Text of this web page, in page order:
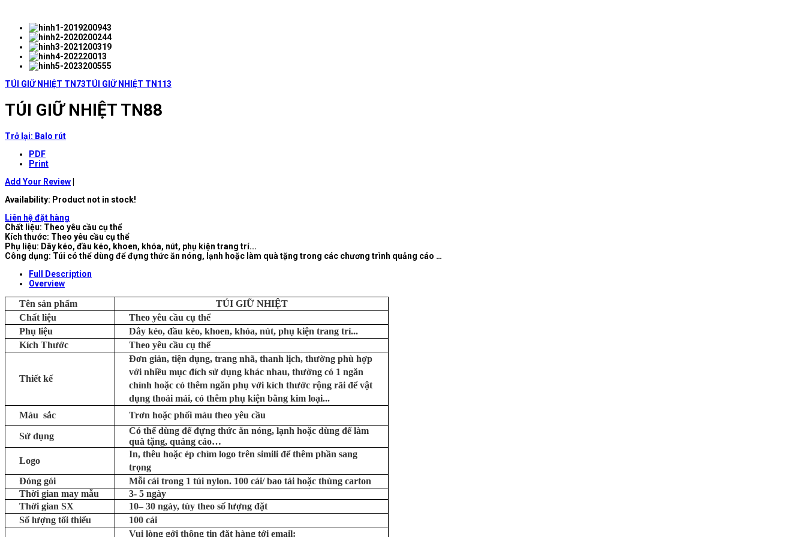
TÚI GIỮ NHIỆT TN73TÚI GIỮ NHIỆT TN113
TÚI GIỮ NHIỆT TN88
Trở lại: Balo rút
PDF
Print
Add Your Review|
Availability: Product not in stock!
Liên hệ đặt hàng
Chất liệu: Theo yêu cầu cụ thể
Kích thước: Theo yêu cầu cụ thể
Phụ liệu: Dây kéo, đầu kéo, khoen, khóa, nút, phụ kiện trang trí...
Công dụng: Túi có thể dùng để đựng thức ăn nóng, lạnh hoặc làm quà tặng trong các chương trình quảng cáo …
Full Description
Overview
Tên sản phẩm
TÚI GIỮ NHIỆT
Chất liệu
Theo yêu cầu cụ thể
Phụ liệu
Dây kéo, đầu kéo, khoen, khóa, nút, phụ kiện trang trí...
Kích Thước
Theo yêu cầu cụ thể
Thiết kế
Đơn giản, tiện dụng, trang nhã, thanh lịch, thường phù hợp
với nhiều mục đích sử dụng khác nhau, thường có 1 ngăn
chính hoặc có thêm ngăn phụ với kích thước rộng rãi để vật
dụng thoải mái, có thêm phụ kiện bằng kim loại...
Màu sắc
Trơn hoặc phối màu theo yêu cầu
Sử dụng
Có thể dùng để đựng thức ăn nóng, lạnh hoặc dùng để làm
quà tặng, quảng cáo…
Logo
In, thêu hoặc ép chìm logo trên simili để thêm phần sang
trọng
Đóng gói
Mỗi cái trong 1 túi nylon. 100 cái/ bao tải hoặc thùng carton
Thời gian may mẫu
3- 5 ngày
Thời gian SX
10– 30 ngày, tùy theo số lượng đặt
Số lượng tối thiểu
100 cái
Vui lòng gởi thông tin đặt hàng tới email: